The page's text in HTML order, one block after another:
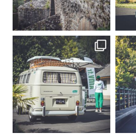
Sep 15
219
3
becombi
Sep 10
220
4